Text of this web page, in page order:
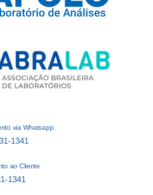
via Whatsapp
1341
ao Cliente
1341